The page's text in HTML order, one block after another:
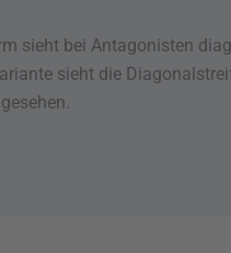
sieht bei Antagonisten
sieht die